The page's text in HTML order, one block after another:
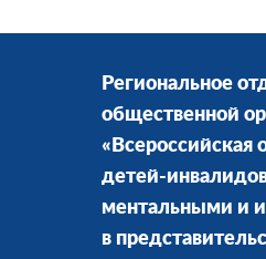
Региональное
общественной
«Всероссийская
детей-
ментальными и
в